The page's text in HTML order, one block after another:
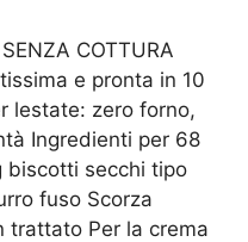
COTTURA
e pronta in 10
lestate: zero forno,
Ingredienti per 68
biscotti secchi tipo
fuso Scorza
trattato Per la crema